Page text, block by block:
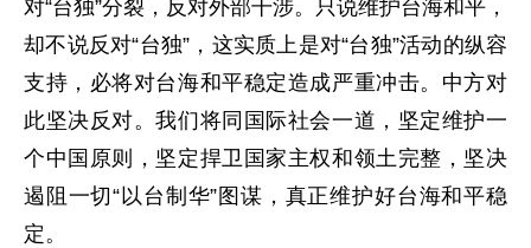
对“台独”分裂，反对外部干涉。只说维护台海和平，
却不说反对“台独”，这实质上是对“台独”活动的纵容
支持，必将对台海和平稳定造成严重冲击。中方对
此坚决反对。我们将同国际社会一道，坚定维护一
个中国原则，坚定捍卫国家主权和领土完整，坚决
遏阻一切“以台制华”图谋，真正维护好台海和平稳
定。